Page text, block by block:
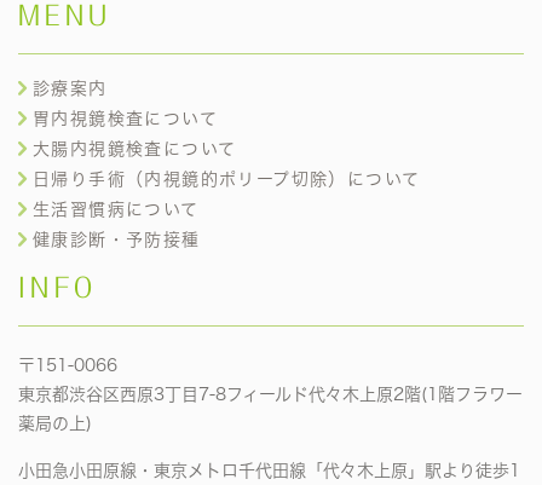
MENU
診療案内
胃内視鏡検査について
大腸内視鏡検査について
日帰り手術（内視鏡的ポリープ切除）について
生活習慣病について
健康診断・予防接種
INFO
〒151-0066
東京都渋谷区西原3丁目7-8フィールド代々木上原2階(1階フラワー
薬局の上)
小田急小田原線・東京メトロ千代田線「代々木上原」駅より徒歩1